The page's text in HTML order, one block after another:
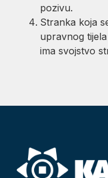
pozivu.
Stranka koja
upravnog
ima svojstvo